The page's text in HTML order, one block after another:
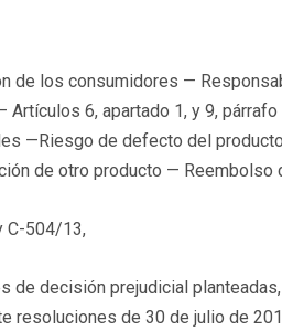
de los consumidores —
6, apartado 1, y 9,
—Riesgo de defecto del
de otro producto — Reembolso
C-504/13,
decisión prejudicial planteadas,
resoluciones de 30 de julio de